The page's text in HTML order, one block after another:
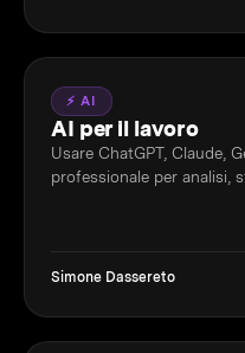
⚡ AI
AI per il lavoro
Usare ChatGPT, Claude,
professionale per analisi,
Simone Dassereto